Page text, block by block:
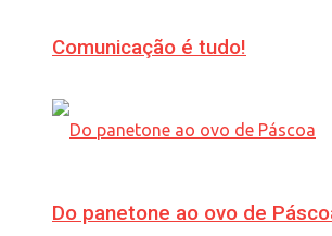
Comunicação é tudo!
Do panetone ao ovo de